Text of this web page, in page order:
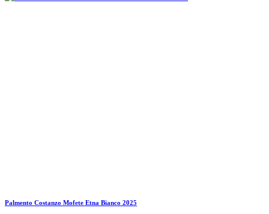
Palmento Costanzo Mofete Etna Bianco 2025